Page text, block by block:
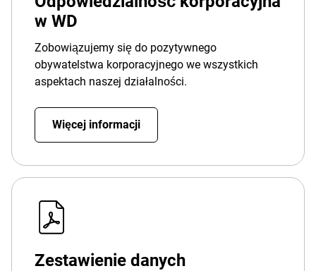
w WD
Zobowiązujemy się do pozytywnego
obywatelstwa korporacyjnego we wszystkich
aspektach naszej działalności.
Więcej informacji
Zestawienie danych